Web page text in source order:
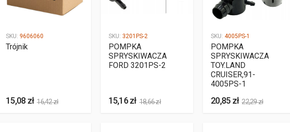
SKU: 9606060
Trójnik
15,08 zł 16,42 zł
SKU: 3201PS-2
POMPKA
SPRYSKIWACZA
FORD 3201PS-2
15,16 zł 18,66 zł
SKU: 4005PS-1
POMPKA
SPRYSKIWACZA
TOY.LAND
CRUISER,91-
4005PS-1
20,85 zł 22,29 zł